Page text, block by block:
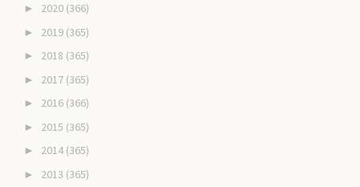
► 2020 (366)
► 2019 (365)
► 2018 (365)
► 2017 (365)
► 2016 (366)
► 2015 (365)
► 2014 (365)
► 2013 (365)